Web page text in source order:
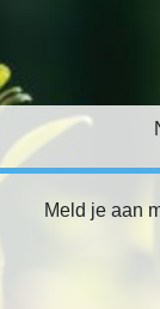
Meld je aan